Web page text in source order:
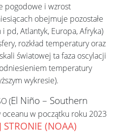
pogodowe i wzrost
obejmuje pozostałe
pd, Atlantyk, Europa, Afryka)
rozkład temperatury oraz
światowej ta faza oscylacji
temperatury
wykresie).
(El Niño – Southern
w początku roku 2023
STRONIE (NOAA)